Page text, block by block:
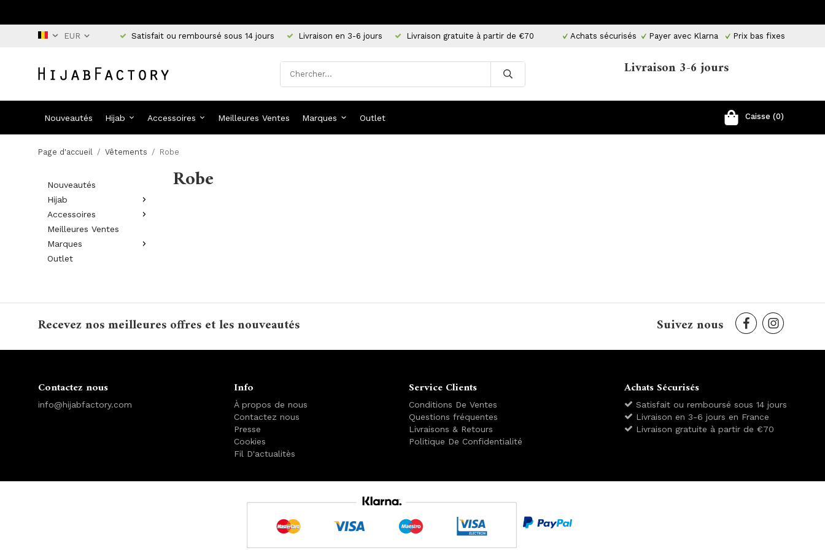
Satisfait ou remboursé sous 14 jours Livraison en 3-6 jours Livraison gratuite à partir de €70 Achats sécurisés Payer avec Klarna Prix ​​bas fixes
Livraison 3-6 jours
Nouveautés Hijab Accessoires Meilleures Ventes Marques Outlet Caisse (0)
Page d'accueil / Vêtements / Robe
Nouveautés
Hijab
Accessoires
Meilleures Ventes
Marques
Outlet
Robe
Recevez nos meilleures offres et les nouveautés Suivez nous
Contactez nous
info@hijabfactory.com
Info
À propos de nous
Contactez nous
Presse
Cookies
Fil D'actualitès
Service Clients
Conditions De Ventes
Questions fréquentes
Livraisons & Retours
Politique De Confidentialité
Achats Sécurisés
Satisfait ou remboursé sous 14 jours
Livraison en 3-6 jours en France
Livraison gratuite à partir de €70